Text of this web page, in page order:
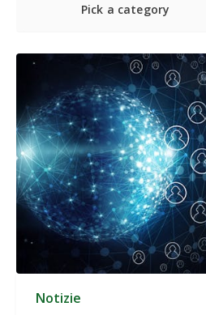
Pick a category
Ultime notizie
Notizie